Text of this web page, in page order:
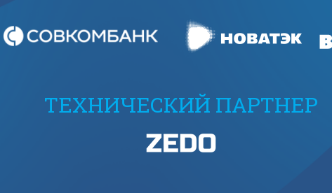
ТЕХНИЧЕСКИЙ ПАРТНЕР